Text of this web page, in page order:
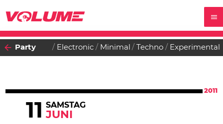
Party Electronic Minimal Techno Experimental
2011
11 SAMSTAG
JUNI